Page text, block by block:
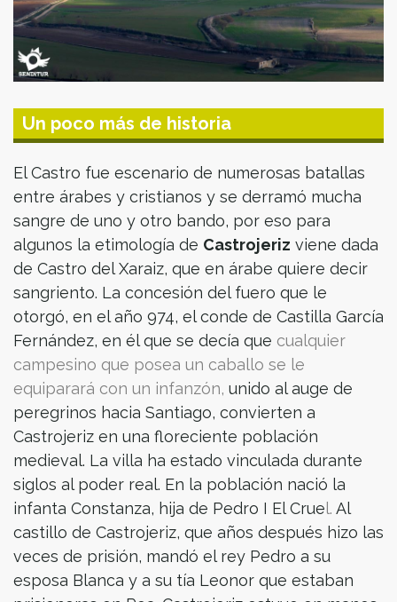
Un poco más de historia
El Castro fue escenario de numerosas batallas
entre árabes y cristianos y se derramó mucha
sangre de uno y otro bando, por eso para
algunos la etimología de Castrojeriz viene dada
de Castro del Xaraiz, que en árabe quiere decir
sangriento. La concesión del fuero que le
otorgó, en el año 974, el conde de Castilla García
Fernández, en él que se decía que cualquier
campesino que posea un caballo se le
equiparará con un infanzón, unido al auge de
peregrinos hacia Santiago, convierten a
Castrojeriz en una floreciente población
medieval. La villa ha estado vinculada durante
siglos al poder real. En la población nació la
infanta Constanza, hija de Pedro I El Cruel. Al
castillo de Castrojeriz, que años después hizo las
veces de prisión, mandó el rey Pedro a su
esposa Blanca y a su tía Leonor que estaban